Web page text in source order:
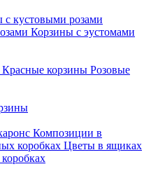
с кустовыми розами
Корзины с эустомами
Красные корзины Розовые
Композиции в
коробках Цветы в ящиках